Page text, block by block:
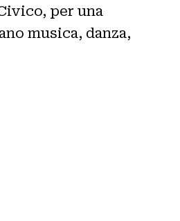
per una
musica, danza,